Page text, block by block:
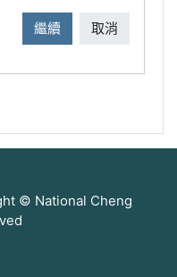
繼續 取消
© National Cheng